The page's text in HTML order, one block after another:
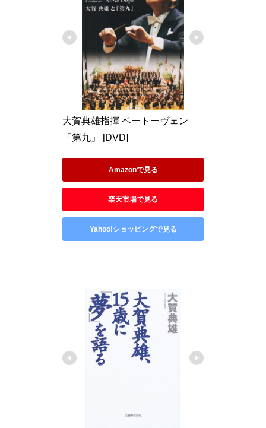
大賀典雄指揮 ベートーヴェン
「第九」 [DVD]
Amazonで見る
楽天市場で見る
Yahoo!ショッピングで見る